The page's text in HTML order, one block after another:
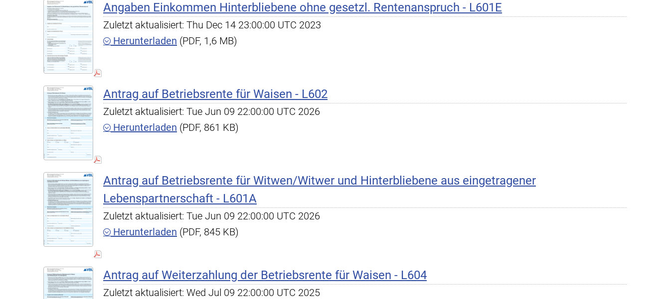
Angaben Einkommen Hinterbliebene ohne gesetzl. Rentenanspruch - L601E
Zuletzt aktualisiert: Thu Dec 14 23:00:00 UTC 2023
Herunterladen (PDF, 1,6 MB)
Antrag auf Betriebsrente für Waisen - L602
Zuletzt aktualisiert: Tue Jun 09 22:00:00 UTC 2026
Herunterladen (PDF, 861 KB)
Antrag auf Betriebsrente für Witwen/Witwer und Hinterbliebene aus eingetragener
Lebenspartnerschaft - L601A
Zuletzt aktualisiert: Tue Jun 09 22:00:00 UTC 2026
Herunterladen (PDF, 845 KB)
Antrag auf Weiterzahlung der Betriebsrente für Waisen - L604
Zuletzt aktualisiert: Wed Jul 09 22:00:00 UTC 2025